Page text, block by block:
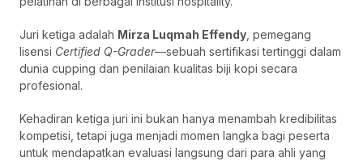
Juri ketiga adalah Mirza Luqmah Effendy , pemegang
lisensi Certified Q-Grader—sebuah sertifikasi tertinggi dalam
dunia cupping dan penilaian kualitas biji kopi secara
profesional.
Kehadiran ketiga juri ini bukan hanya menambah kredibilitas
kompetisi, tetapi juga menjadi momen langka bagi peserta
untuk mendapatkan evaluasi langsung dari para ahli yang